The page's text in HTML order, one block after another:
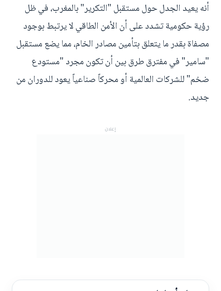
أنه يعيد الجدل حول مستقبل "التكرير" بالمغرب، في ظل
رؤية حكومية تشدد على أن الأمن الطاقي لا يرتبط بوجود
مصفاة بقدر ما يتعلق بتأمين مصادر الخام، مما يضع مستقبل
"سامير" في مفترق طرق بين أن تكون مجرد "مستودع
ضخم" للشركات العالمية أو محركاً صناعياً يعود للدوران من
جديد.
إعلان